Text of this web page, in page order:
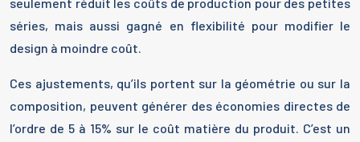
seulement réduit les coûts de production pour des petites
séries, mais aussi gagné en flexibilité pour modifier le
design à moindre coût.
Ces ajustements, qu’ils portent sur la géométrie ou sur la
composition, peuvent générer des économies directes de
l’ordre de 5 à 15% sur le coût matière du produit. C’est un